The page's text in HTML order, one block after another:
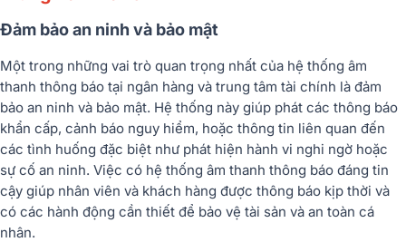
Đảm bảo an ninh và bảo mật
Một trong những vai trò quan trọng nhất của hệ thống âm
thanh thông báo tại ngân hàng và trung tâm tài chính là đảm
bảo an ninh và bảo mật. Hệ thống này giúp phát các thông báo
khẩn cấp, cảnh báo nguy hiểm, hoặc thông tin liên quan đến
các tình huống đặc biệt như phát hiện hành vi nghi ngờ hoặc
sự cố an ninh. Việc có hệ thống âm thanh thông báo đáng tin
cậy giúp nhân viên và khách hàng được thông báo kịp thời và
có các hành động cần thiết để bảo vệ tài sản và an toàn cá
nhân.